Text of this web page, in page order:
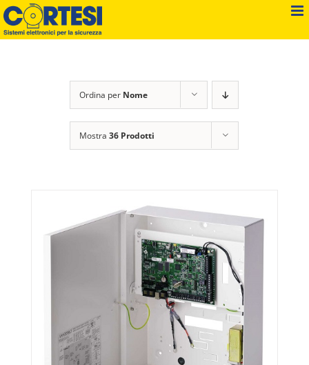
Salta
al
contenuto
Ordina per Nome
Mostra36 Prodotti